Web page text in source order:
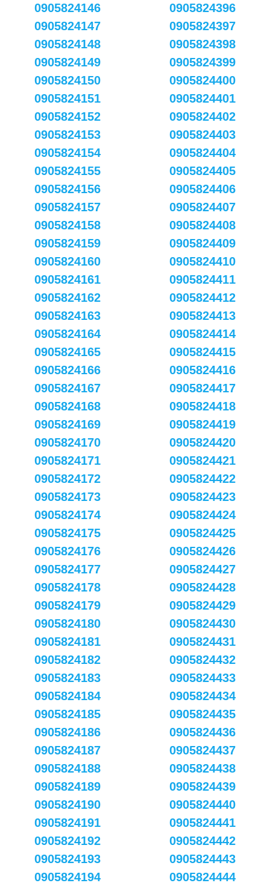
0905824146
0905824147
0905824148
0905824149
0905824150
0905824151
0905824152
0905824153
0905824154
0905824155
0905824156
0905824157
0905824158
0905824159
0905824160
0905824161
0905824162
0905824163
0905824164
0905824165
0905824166
0905824167
0905824168
0905824169
0905824170
0905824171
0905824172
0905824173
0905824174
0905824175
0905824176
0905824177
0905824178
0905824179
0905824180
0905824181
0905824182
0905824183
0905824184
0905824185
0905824186
0905824187
0905824188
0905824189
0905824190
0905824191
0905824192
0905824193
0905824194
0905824396
0905824397
0905824398
0905824399
0905824400
0905824401
0905824402
0905824403
0905824404
0905824405
0905824406
0905824407
0905824408
0905824409
0905824410
0905824411
0905824412
0905824413
0905824414
0905824415
0905824416
0905824417
0905824418
0905824419
0905824420
0905824421
0905824422
0905824423
0905824424
0905824425
0905824426
0905824427
0905824428
0905824429
0905824430
0905824431
0905824432
0905824433
0905824434
0905824435
0905824436
0905824437
0905824438
0905824439
0905824440
0905824441
0905824442
0905824443
0905824444